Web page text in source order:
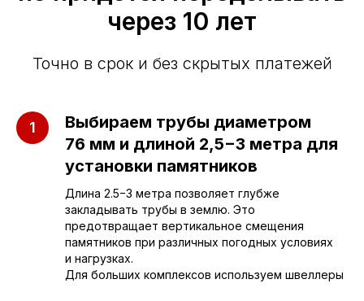
через 10 лет
Точно в срок и без скрытых платежей
Выбираем трубы диаметром
76 мм и длиной 2,5−3 метра для
установки памятников
Длина 2.5−3 метра позволяет глубже
закладывать трубы в землю. Это
предотвращает вертикальное смещения
памятников при различных погодных условиях
и нагрузках.
Для больших комплексов используем швеллеры
Приезжайте к нам
в офис
г. Саратов, улица имени Е.И.